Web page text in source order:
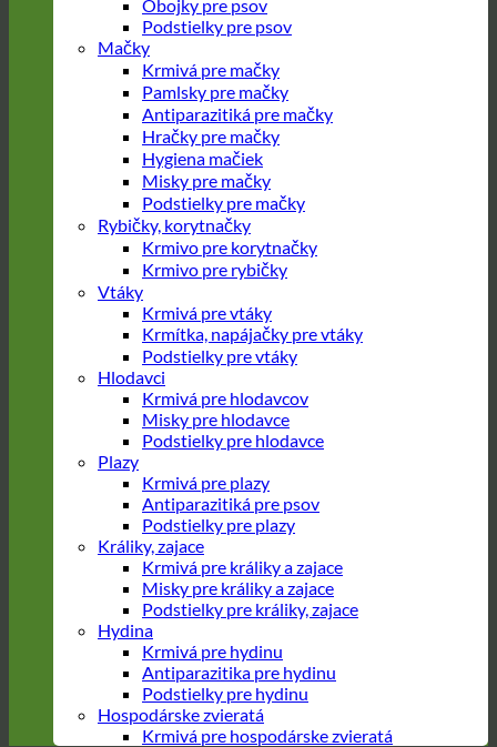
Obojky pre psov
Podstielky pre psov
Mačky
Krmivá pre mačky
Pamlsky pre mačky
Antiparazitiká pre mačky
Hračky pre mačky
Hygiena mačiek
Misky pre mačky
Podstielky pre mačky
Rybičky, korytnačky
Krmivo pre korytnačky
Krmivo pre rybičky
Vtáky
Krmivá pre vtáky
Krmítka, napájačky pre vtáky
Podstielky pre vtáky
Hlodavci
Krmivá pre hlodavcov
Misky pre hlodavce
Podstielky pre hlodavce
Plazy
Krmivá pre plazy
Antiparazitiká pre psov
Podstielky pre plazy
Králiky, zajace
Krmivá pre králiky a zajace
Misky pre králiky a zajace
Podstielky pre králiky, zajace
Hydina
Krmivá pre hydinu
Antiparazitika pre hydinu
Podstielky pre hydinu
Hospodárske zvieratá
Krmivá pre hospodárske zvieratá